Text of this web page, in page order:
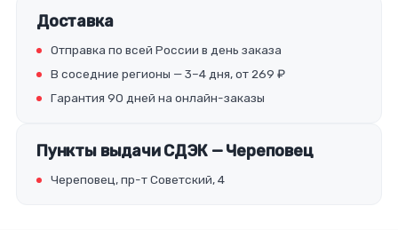
Доставка
Отправка по всей России в день заказа
В соседние регионы — 3–4 дня, от 269 ₽
Гарантия 90 дней на онлайн-заказы
Пункты выдачи СДЭК — Череповец
Череповец, пр-т Советский, 4